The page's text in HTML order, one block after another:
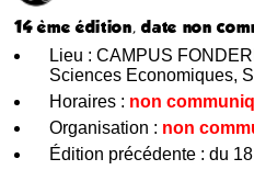
14 ème édition, date non
Lieu : CAMPUS
Sciences Economiques,
Horaires : non
Organisation : non
Édition précédente : du